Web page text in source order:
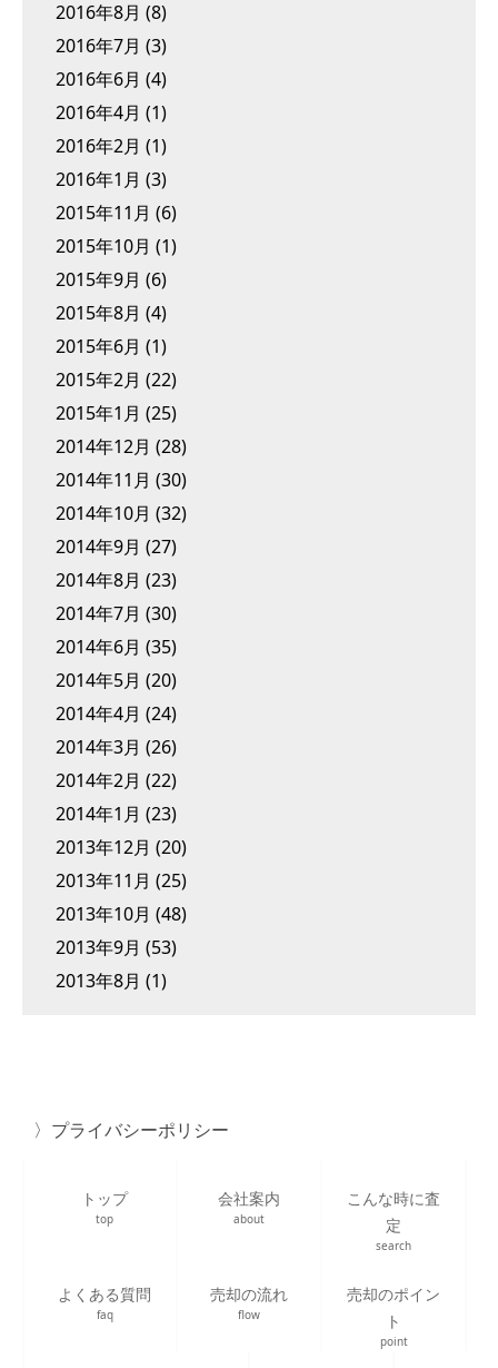
2016年8月 (8)
2016年7月 (3)
2016年6月 (4)
2016年4月 (1)
2016年2月 (1)
2016年1月 (3)
2015年11月 (6)
2015年10月 (1)
2015年9月 (6)
2015年8月 (4)
2015年6月 (1)
2015年2月 (22)
2015年1月 (25)
2014年12月 (28)
2014年11月 (30)
2014年10月 (32)
2014年9月 (27)
2014年8月 (23)
2014年7月 (30)
2014年6月 (35)
2014年5月 (20)
2014年4月 (24)
2014年3月 (26)
2014年2月 (22)
2014年1月 (23)
2013年12月 (20)
2013年11月 (25)
2013年10月 (48)
2013年9月 (53)
2013年8月 (1)
プライバシーポリシー
トップ
top
会社案内
about
こんな時に査
定
search
よくある質問
faq
売却の流れ
flow
売却のポイン
ト
point